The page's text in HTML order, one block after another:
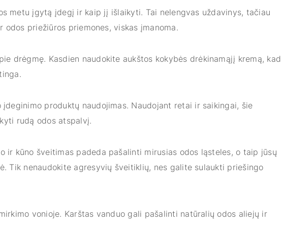
metu įgytą įdegį ir kaip jį išlaikyti. Tai nelengvas uždavinys, tačiau
priežiūros priemones, viskas įmanoma.
drėgmę. Kasdien naudokite aukštos kokybės drėkinamąjį kremą, kad
įdeginimo produktų naudojimas. Naudojant retai ir saikingai, šie
rudą odos atspalvį.
ir kūno šveitimas padeda pašalinti mirusias odos ląsteles, o taip jūsų
Tik nenaudokite agresyvių šveitiklių, nes galite sulaukti priešingo
vonioje. Karštas vanduo gali pašalinti natūralių odos aliejų ir